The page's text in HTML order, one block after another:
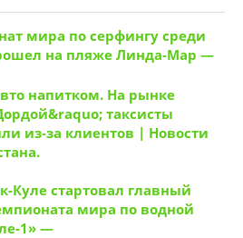
мира по сeрфингу среди
на пляже Линда-Мар —
напитком. На рынке
таксисты
из-за клиентов | Новости
Куле стартовал главный
мира по водной
1» —